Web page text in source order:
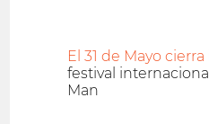
El 31 de Mayo
festival
Man